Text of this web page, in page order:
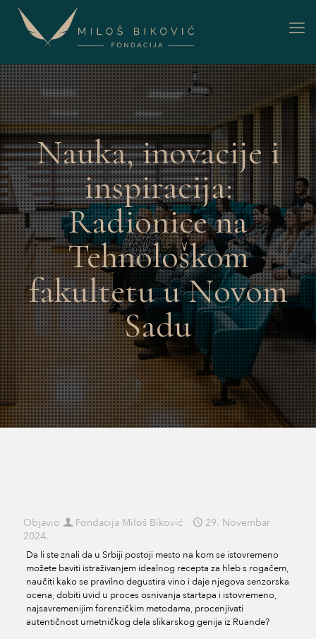
Nauka, inovacije i
inspiracija:
Radionice na
Tehnološkom
fakultetu u Novom
Sadu
Objavio Fondacija Miloš Biković
29. Novembar
2024.
Da li ste znali da u Srbiji postoji mesto na kom se istovremeno
možete baviti istraživanjem idealnog recepta za hleb s rogačem,
naučiti kako se pravilno degustira vino i daje njegova senzorska
ocena, dobiti uvid u proces osnivanja startapa i istovremeno,
najsavremenijim forenzičkim metodama, procenjivati
autentičnost umetničkog dela slikarskog genija iz Ruande?